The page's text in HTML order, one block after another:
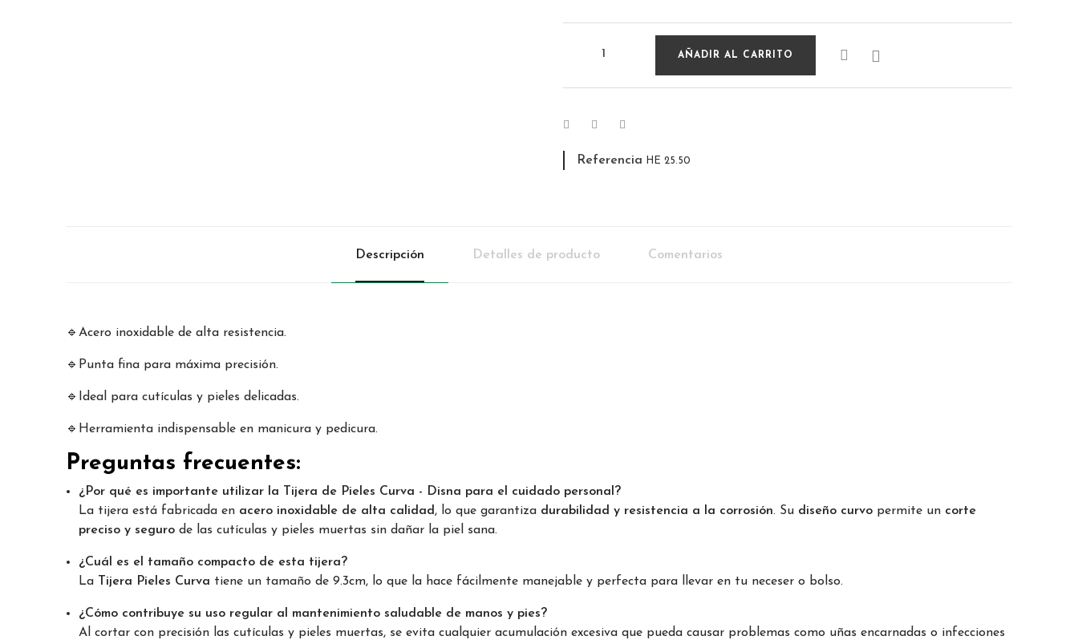
AÑADIR AL CARRITO 
Referencia HE 25.50
Descripción Detalles de producto Comentarios
🔹Acero inoxidable de alta resistencia.
🔹Punta fina para máxima precisión.
🔹Ideal para cutículas y pieles delicadas.
🔹Herramienta indispensable en manicura y pedicura.
Preguntas frecuentes:
¿Por qué es importante utilizar la Tijera de Pieles Curva - Disna para el cuidado personal?
La tijera está fabricada en acero inoxidable de alta calidad , lo que garantiza durabilidad y resistencia a la corrosión. Su diseño curvo permite un corte
preciso y seguro de las cutículas y pieles muertas sin dañar la piel sana.
¿Cuál es el tamaño compacto de esta tijera?
La
Tijera Pieles Curva tiene un tamaño de 9.3cm, lo que la hace fácilmente manejable y perfecta para llevar en tu neceser o bolso.
¿Cómo contribuye su uso regular al mantenimiento saludable de manos y pies?
Al cortar con precisión las cutículas y pieles muertas, se evita cualquier acumulación excesiva que pueda causar problemas como uñas encarnadas o infecciones